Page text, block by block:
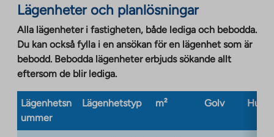
in
a
new
tab
Lägenheter och planlösningar
Alla lägenheter i fastigheten, både lediga och bebodda.
Du kan också fylla i en ansökan för en lägenhet som är
bebodd. Bebodda lägenheter erbjuds sökande allt
eftersom de blir lediga.
Lägenhetsn
ummer
Lägenhetstyp m² Golv